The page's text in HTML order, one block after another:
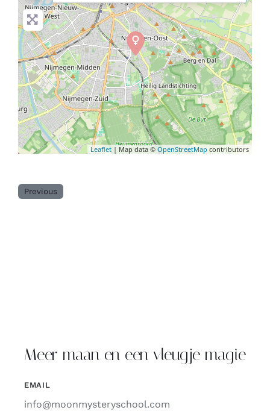
Leaflet | Map data ©OpenStreetMap contributors
Previous
Meer maan en een vleugje magie
EMAIL
info@moonmysteryschool.com